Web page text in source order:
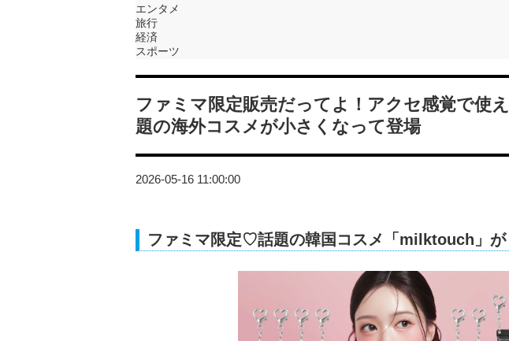
エンタメ
旅行
経済
スポーツ
ファミマ限定販売だってよ！アクセ感覚で使
題の海外コスメが小さくなって登場
2026-05-16 11:00:00
ファミマ限定♡話題の韓国コスメ「milktouch」が